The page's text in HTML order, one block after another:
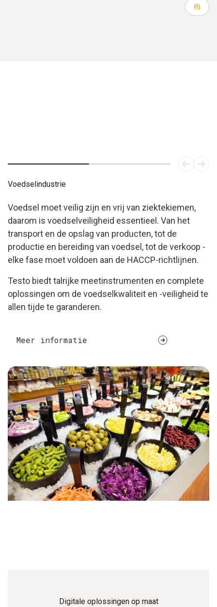
Voedselindustrie
Voedsel moet veilig zijn en vrij van ziektekiemen,
daarom is voedselveiligheid essentieel. Van het
transport en de opslag van producten, tot de
productie en bereiding van voedsel, tot de verkoop -
elke fase moet voldoen aan de HACCP-richtlijnen.
Testo biedt talrijke meetinstrumenten en complete
oplossingen om de voedselkwaliteit en -veiligheid te
allen tijde te garanderen.
Meer informatie
Digitale oplossingen op maat